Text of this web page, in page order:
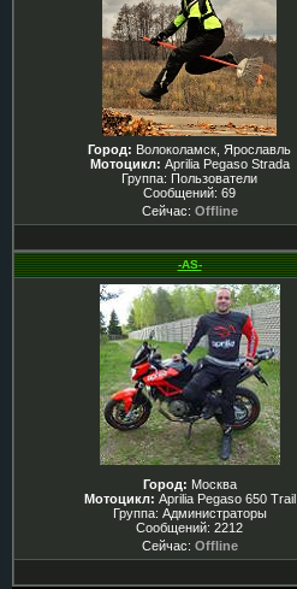
Город: Волоколамск, Ярославль
Мотоцикл: Aprilia Pegaso Strada
Группа: Пользователи
Сообщений: 69
Сейчас: Offline
-AS-
Город: Москва
Мотоцикл: Aprilia Pegaso 650 Trail
Группа: Администраторы
Сообщений: 2212
Сейчас: Offline